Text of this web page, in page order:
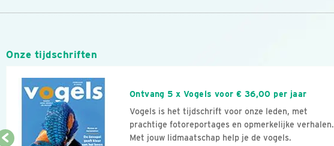
Onze tijdschriften
Ontvang 5 x Vogels voor € 36,00 per jaar
Vogels is het tijdschrift voor onze leden, met
prachtige fotoreportages en opmerkelijke verhalen.
Met jouw lidmaatschap help je de vogels.